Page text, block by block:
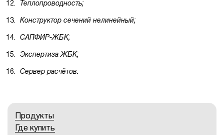
Теплопроводность;
Конструктор сечений нелинейный;
САПФИР-ЖБК;
Экспертиза ЖБК;
Сервер расчётов.
Продукты
Где купить